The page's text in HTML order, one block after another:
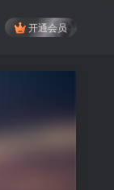
开通会员